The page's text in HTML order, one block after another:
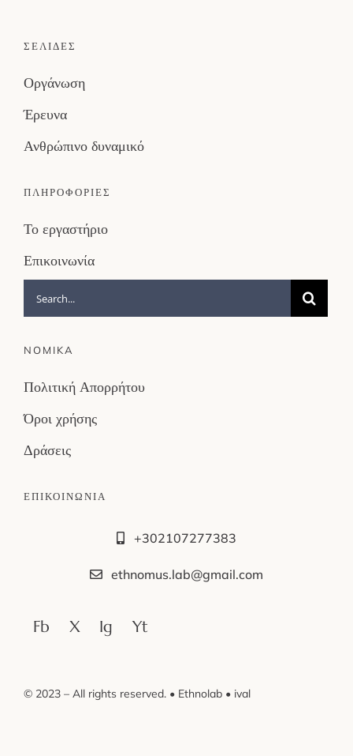
ΣΕΛΙΔΕΣ
Οργάνωση
Έρευνα
Ανθρώπινο δυναμικό
ΠΛΗΡΟΦΟΡΙΕΣ
Το εργαστήριο
Επικοινωνία
Search
for:
NOMIKA
Πολιτική Απορρήτου
Όροι χρήσης
Δράσεις
ΕΠΙΚΟΙΝΩΝΙΑ
+302107277383
ethnomus.lab@gmail.com
Fb X Ig Yt
© 2023 – All rights reserved. • Ethnolab • ival